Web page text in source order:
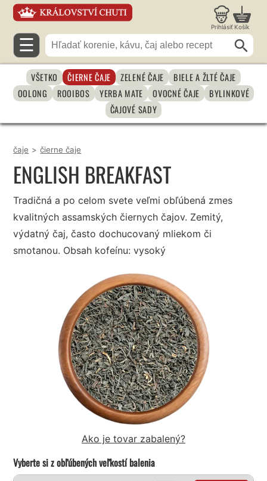
Prihlásiť Košík
☰
VŠETKO ČIERNE ČAJE ZELENÉ ČAJE
BIELE A ŽLTÉ ČAJE
OOLONG
ROOIBOS YERBA MATE OVOCNÉ ČAJE
BYLINKOVÉ
ČAJOVÉ SADY
čaje > čierne čaje
ENGLISH BREAKFAST
Tradičná a po celom svete veľmi obľúbená zmes
kvalitných assamských čiernych čajov. Zemitý,
výdatný čaj, často dochucovaný mliekom či
smotanou. Obsah kofeínu: vysoký
Ako je tovar zabalený?
Vyberte si z obľúbených veľkostí balenia